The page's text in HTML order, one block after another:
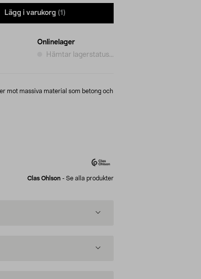
Lägg i varukorg (1)
Onlinelager
Hämtar lagerstatus...
mot massiva material som betong och
Clas Ohlson - Se alla produkter